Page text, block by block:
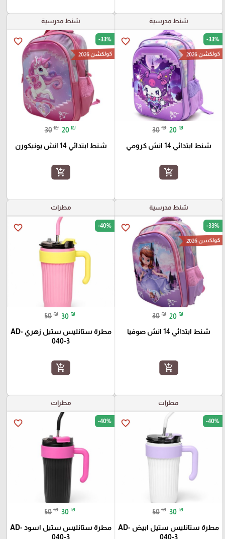
شنط مدرسية
favorite_border -33%
كولكشن 2026
30 ₪ 20 ₪
شنط ابتدائي 14 انش كرومي
add_shopping_cart
شنط مدرسية
favorite_border -33%
كولكشن 2026
30 ₪ 20 ₪
شنط ابتدائي 14 انش يونيكورن
add_shopping_cart
شنط مدرسية
favorite_border -33%
كولكشن 2026
30 ₪ 20 ₪
شنط ابتدائي 14 انش صوفيا
add_shopping_cart
مطرات
favorite_border -40%
50 ₪ 30 ₪
مطرة ستانليس ستيل زهري AD-
040-3
add_shopping_cart
مطرات
favorite_border -40%
50 ₪ 30 ₪
مطرة ستانليس ستيل ابيض AD-
040-3
مطرات
favorite_border -40%
50 ₪ 30 ₪
مطرة ستانليس ستيل اسود AD-
040-3